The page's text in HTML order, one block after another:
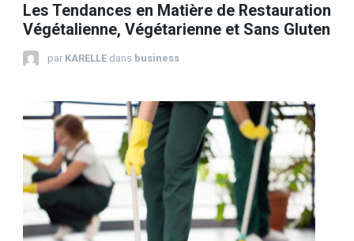
Les Tendances en Matière de Restauration
Végétalienne, Végétarienne et Sans Gluten
par KARELLE dans business